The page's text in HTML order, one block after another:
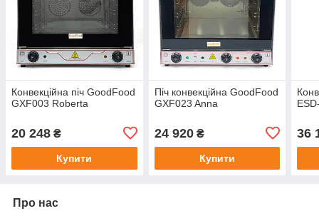
Конвекційна піч GoodFood
GXF003 Roberta
20 248 ₴
Купити
Піч конвекційна GoodFood
GXF023 Anna
24 920₴
Купити
36
Про нас